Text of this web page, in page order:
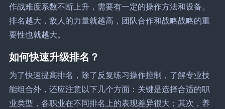
作战难度系数不断上升，需要有一定的操作方法和设备。
排名越大，敌人的力量就越高，团队合作和战略战略的重
要性也就越大。
如何快速升级排名？
为了快速提高排名，除了反复练习操作控制，了解专业技
能组合外，还应注意以下几个方面：关键是选择合适的职
业类型，各职业在不同排名上的表现差异很大；其次，养